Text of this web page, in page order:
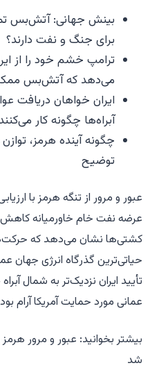
بینش جهانی: آتش‌بس
برای جنگ و نفت دارند؟
ترامپ خشم خود را از
می‌دهد که آتش‌بس ممکن
ایران خواهان دریافت
آبراه‌ها چگونه کار
چگونه آینده هرمز،
توضیح
عبور و مرور از تنگه هرمز با
عرضه نفت خام خاورمیانه کاهش
کشتی‌ها نشان می‌دهد که
حیاتی‌ترین گذرگاه انرژی جهان
تأیید ایران نزدیک‌تر به شمال
عمانی مورد حمایت آمریکا آرام
بیشتر بخوانید: عبور و مرور
شد